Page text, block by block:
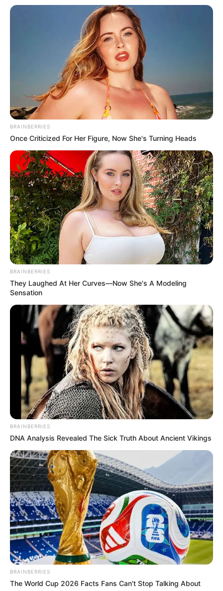
BRAINBERRIES
Once Criticized For Her Figure, Now She's Turning Heads
BRAINBERRIES
They Laughed At Her Curves—Now She's A Modeling
Sensation
BRAINBERRIES
DNA Analysis Revealed The Sick Truth About Ancient Vikings
BRAINBERRIES
The World Cup 2026 Facts Fans Can't Stop Talking About